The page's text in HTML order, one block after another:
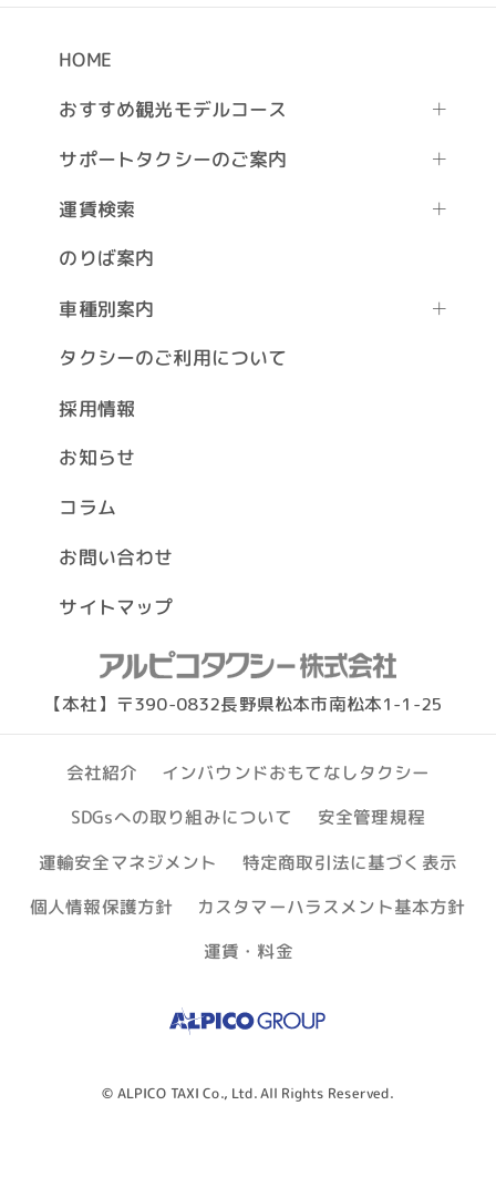
HOME
おすすめ観光モデルコース
サポートタクシーのご案内
運賃検索
のりば案内
車種別案内
タクシーのご利用について
採用情報
お知らせ
コラム
お問い合わせ
サイトマップ
【本社】〒390-0832長野県松本市南松本1-1-25
会社紹介 インバウンドおもてなしタクシー
SDGsへの取り組みについて 安全管理規程
運輸安全マネジメント 特定商取引法に基づく表示
個人情報保護方針 カスタマーハラスメント基本方針
運賃・料金
© ALPICO TAXI Co., Ltd. All Rights Reserved.